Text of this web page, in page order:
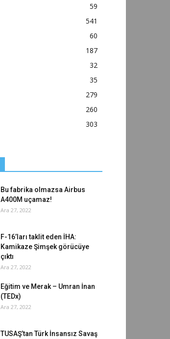
59
541
60
187
32
35
279
260
303
Bu fabrika olmazsa Airbus
A400M uçamaz!
Ara 27, 2022
F-16’ları taklit eden İHA:
Kamikaze Şimşek görücüye
çıktı
Ara 27, 2022
Eğitim ve Merak – Umran İnan
(TEDx)
Ara 27, 2022
TUSAŞ’tan Türk İnsansız Savaş